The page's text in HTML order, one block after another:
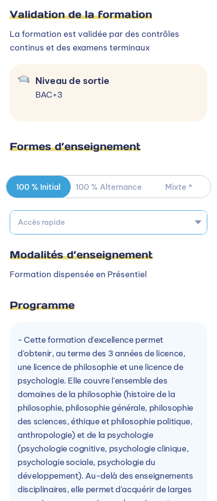
Validation de la formation
La formation est validée par des contrôles
continus et des examens terminaux
Niveau de sortie
BAC+3
Formes d’enseignement
100 % Initial 100 % Alternance Mixte *
Accès rapide
Modalités d’enseignement
Formation dispensée en Présentiel
Programme
- Cette formation d'excellence permet
d'obtenir, au terme des 3 années de licence,
une licence de philosophie et une licence de
psychologie. Elle couvre l'ensemble des
domaines de la philosophie (histoire de la
philosophie, philosophie générale, philosophie
des sciences, éthique et philosophie politique,
anthropologie) et de la psychologie
(psychologie cognitive, psychologie clinique,
psychologie sociale, psychologie du
développement). Au-delà des enseignements
disciplinaires, elle permet d'acquérir de larges